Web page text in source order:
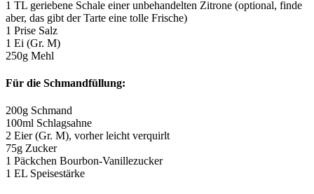
1 TL geriebene Schale einer unbehandelten Zitrone (optional, finde
aber, das gibt der Tarte eine tolle Frische)
1 Prise Salz
1 Ei (Gr. M)
250g Mehl
Für die Schmandfüllung:
200g Schmand
100ml Schlagsahne
2 Eier (Gr. M), vorher leicht verquirlt
75g Zucker
1 Päckchen Bourbon-Vanillezucker
1 EL Speisestärke